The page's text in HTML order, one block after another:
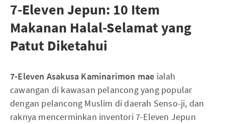
7-Eleven Jepun: 10 Item
Makanan Halal-Selamat yang
Patut Diketahui
7-Eleven Asakusa Kaminarimon mae ialah
cawangan di kawasan pelancong yang popular
dengan pelancong Muslim di daerah Senso-ji, dan
raknya mencerminkan inventori 7-Eleven Jepun